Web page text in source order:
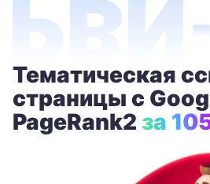
Тематическая
страницы с
PageRank2 за